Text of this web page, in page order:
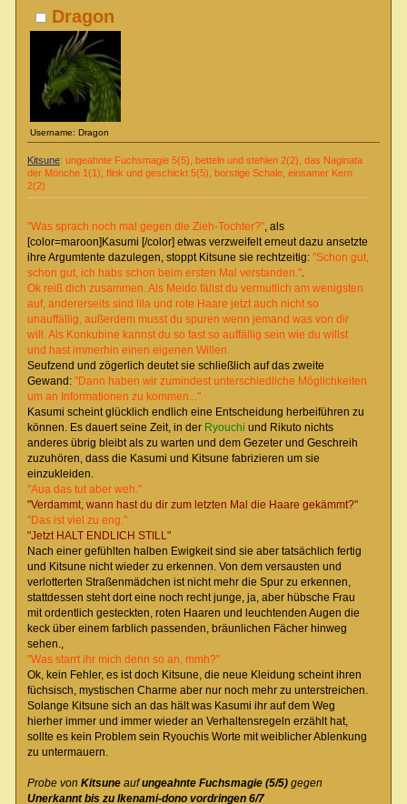
Dragon
Username: Dragon
Kitsune: ungeahnte Fuchsmagie 5(5), betteln und stehlen 2(2), das Naginata
der Mönche 1(1), flink und geschickt 5(5), borstige Schale, einsamer Kern
2(2)
"Was sprach noch mal gegen die Zieh-Tochter?", als
[col or=maroon]Kasumi [/color] etwas verzweifelt erneut dazu ansetzte
ihre Argumtente dazulegen, stoppt Kitsune sie rechtzeitig: "Schon gut,
schon gut, ich habs schon beim ersten Mal verstanden.".
Ok reiß dich zusammen. Als Meido fällst du vermutlich am wenigsten
auf, andererseits sind lila und rote Haare jetzt auch nicht so
unauffällig, außerdem musst du spuren wenn jemand was von dir
will. Als Konkubine kannst du so fast so auffällig sein wie du willst
und hast immerhin einen eigenen Willen.
Seufzend und zögerlich deutet sie schließlich auf das zweite
Gewand: "Dann haben wir zumindest unterschiedliche Möglichkeiten
um an Informationen zu kommen..."
Kasumi scheint glücklich endlich eine Entscheidung herbeiführen zu
können. Es dauert seine Zeit, in der Ryouchi und Rikuto nichts
anderes übrig bleibt als zu warten und dem Gezeter und Geschreih
zuzuhören, dass die Kasumi und Kitsune fabrizieren um sie
einzukleiden.
"Aua das tut aber weh."
"Verdammt, wann hast du dir zum letzten Mal die Haare gekämmt?"
"Das ist viel zu eng."
"Jetzt HALT ENDLICH STILL"
Nach einer gefühlten halben Ewigkeit sind sie aber tatsächlich fertig
und Kitsune nicht wieder zu erkennen. Von dem versausten und
verlotterten Straßenmädchen ist nicht mehr die Spur zu erkennen,
stattdessen steht dort eine noch recht junge, ja, aber hübsche Frau
mit ordentlich gesteckten, roten Haaren und leuchtenden Augen die
keck über einem farblich passenden, bräunlichen Fächer hinweg
sehen.,
"Was starrt ihr mich denn so an, mmh?"
Ok, kein Fehler, es ist doch Kitsune, die neue Kleidung scheint ihren
füchsisch, mystischen Charme aber nur noch mehr zu unterstreichen.
Solange Kitsune sich an das hält was Kasumi ihr auf dem Weg
hierher immer und immer wieder an Verhaltensregeln erzählt hat,
sollte es kein Problem sein Ryouchis Worte mit weiblicher Ablenkung
zu untermauern.
Probe von Kitsune aufungeahnte Fuchsmagie (5/5)gegen
Unerkannt bis zu Ikenami-dono vordringen 6/7